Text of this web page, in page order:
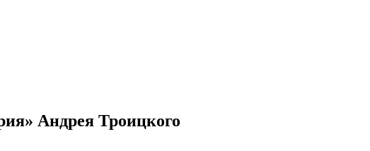
Андрея Троицкого